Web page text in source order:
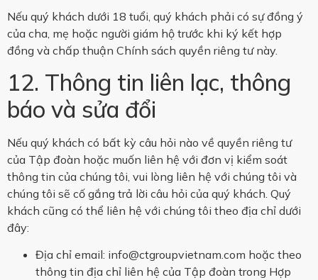
Nếu quý khách dưới 18 tuổi, quý khách phải có sự đồng ý
của cha, mẹ hoặc người giám hộ trước khi ký kết hợp
đồng và chấp thuận Chính sách quyền riêng tư này.
12. Thông tin liên lạc, thông
báo và sửa đổi
Nếu quý khách có bất kỳ câu hỏi nào về quyền riêng tư
của Tập đoàn hoặc muốn liên hệ với đơn vị kiểm soát
thông tin của chúng tôi, vui lòng liên hệ với chúng tôi và
chúng tôi sẽ cố gắng trả lời câu hỏi của quý khách. Quý
khách cũng có thể liên hệ với chúng tôi theo địa chỉ dưới
đây:
Địa chỉ email: info@ctgroupvietnam.com hoặc theo
thông tin địa chỉ liên hệ của Tập đoàn trong Hợp